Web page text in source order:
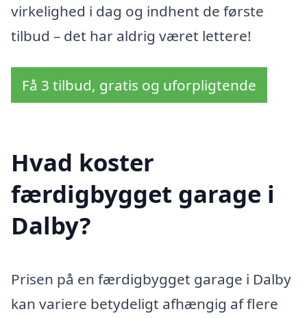
virkelighed i dag og indhent de første
tilbud – det har aldrig været lettere!
Få 3 tilbud, gratis og uforpligtende
Hvad koster
færdigbygget garage i
Dalby?
Prisen på en færdigbygget garage i Dalby
kan variere betydeligt afhængig af flere